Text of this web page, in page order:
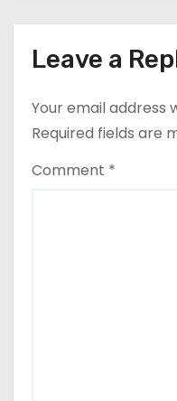
Leave a
Your email address
Required fields are
Comment *